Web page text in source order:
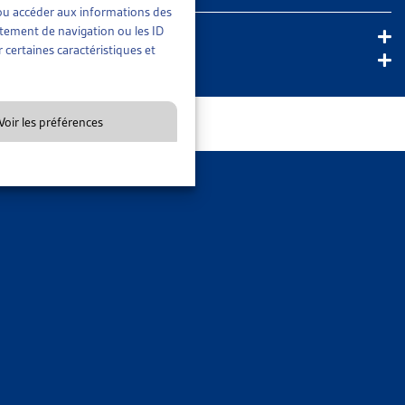
accéder aux informations des
de navigation ou les ID
caractéristiques et
les préférences
liste d’attente, merci de votre compréhension.